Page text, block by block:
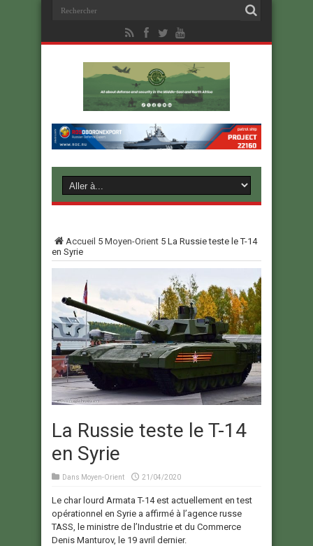
Accueil 5 Moyen-Orient 5 La Russie teste le T-14
en Syrie
La Russie teste le T-14
en Syrie
Dans Moyen-Orient 21/04/2020
Le char lourd Armata T-14 est actuellement en test
opérationnel en Syrie a affirmé à l’agence russe
TASS, le ministre de l’Industrie et du Commerce
Denis Manturov, le 19 avril dernier.